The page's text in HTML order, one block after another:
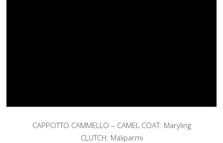
CAPPOTTO CAMMELLO – CAMEL COAT: Maryling
CLUTCH: Maliparmi